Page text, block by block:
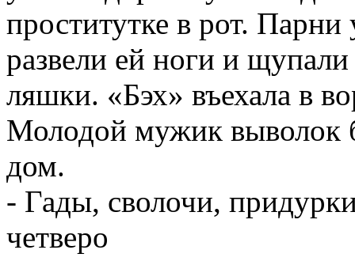
проститутке в рот.
развели ей ноги и
ляшки. «Бэх» въехала в
Молодой мужик выволок
дом.
- Гады, сволочи,
четверо